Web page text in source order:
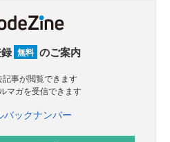
無料 のご案内
記事が閲覧できます
マガを受信できます
バックナンバー